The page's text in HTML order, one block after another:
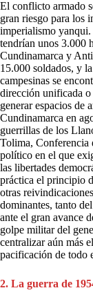
El conflicto armado
gran riesgo para los
imperialismo
tendrían unos 3.000
Cundinamarca y
15.000 soldados, y
campesinas se
dirección unificada o
generar espacios de
Cundinamarca en
guerrillas de los
Tolima, Conferencia
político en el que
las libertades
práctica el principio
otras
dominantes, tanto
ante el gran avance
golpe militar del
centralizar aún más
pacificación de todo
2. La guerra de